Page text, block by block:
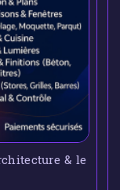
& le